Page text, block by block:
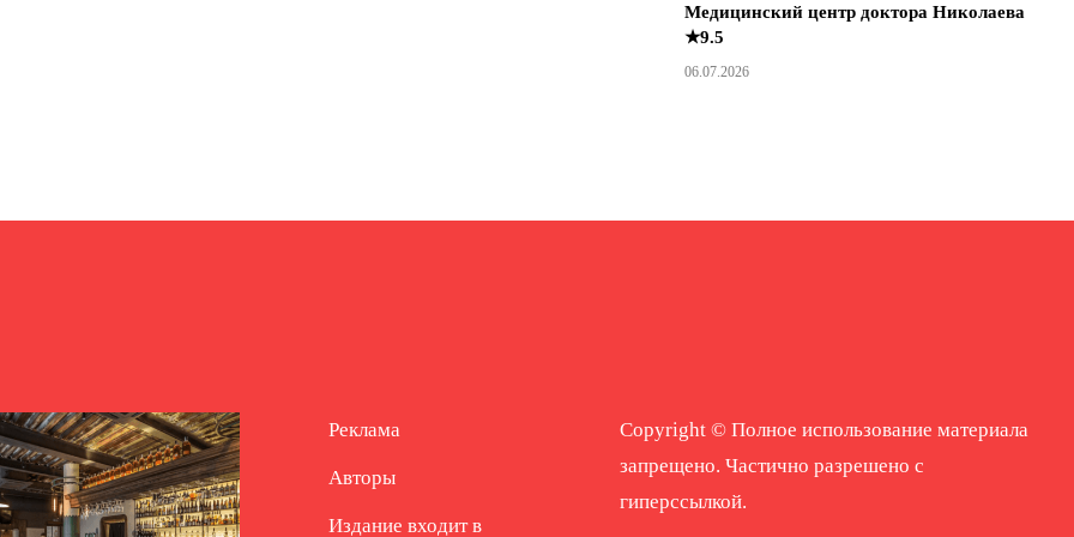
Медицинский центр доктора Николаева
★9.5
06.07.2026
Реклама
Авторы
Издание входит в
Copyright © Полное использование материала
запрещено. Частично разрешено с
гиперссылкой.